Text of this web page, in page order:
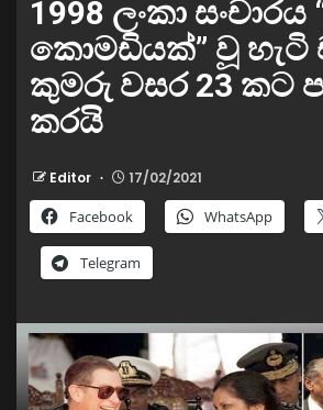
1998 ලංකා සංචාරය
කොමඩියක්” වූ හැටි
කුමරු වසර 23 කට
කරයි
Editor 17/02/2021
Facebook WhatsApp
Telegram